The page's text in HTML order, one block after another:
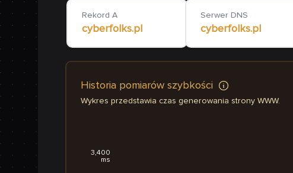
Rekord A
cyberfolks.pl
Serwer DNS
cyberfolks.pl
Historia pomiarów szybkości
Wykres przedstawia czas generowania strony WWW.
3,400
ms